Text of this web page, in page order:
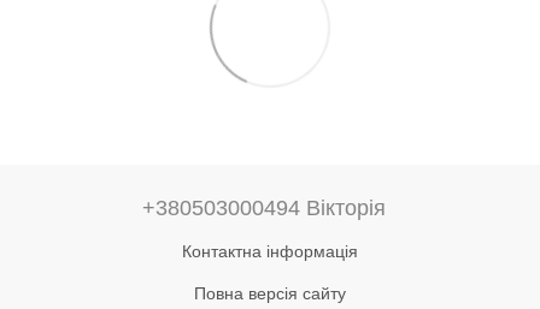
+380503000494 Вікторія
Контактна інформація
Повна версія сайту